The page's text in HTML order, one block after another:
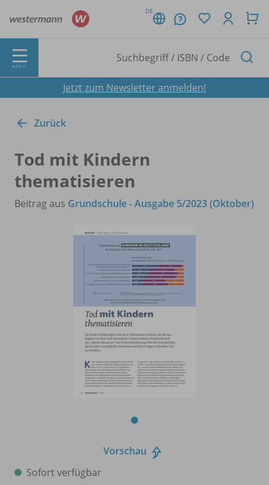
DE
MENÜ
Jetzt zum Newsletter anmelden!
Zurück
Tod mit Kindern
thematisieren
Beitrag aus Grundschule - Ausgabe 5/2023 (Oktober)
Vorschau
Sofort verfügbar